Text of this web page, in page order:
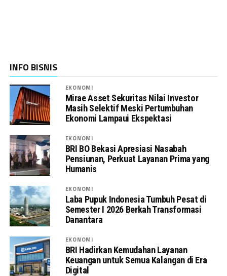
INFO BISNIS
EKONOMI
Mirae Asset Sekuritas Nilai Investor
Masih Selektif Meski Pertumbuhan
Ekonomi Lampaui Ekspektasi
EKONOMI
BRI BO Bekasi Apresiasi Nasabah
Pensiunan, Perkuat Layanan Prima yang
Humanis
EKONOMI
Laba Pupuk Indonesia Tumbuh Pesat di
Semester I 2026 Berkah Transformasi
Danantara
EKONOMI
BRI Hadirkan Kemudahan Layanan
Keuangan untuk Semua Kalangan di Era
Digital